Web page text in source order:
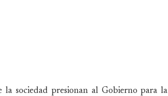
la sociedad presionan al Gobierno para la